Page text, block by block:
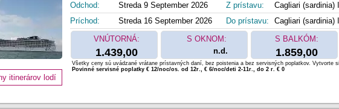
Odchod:
Streda 9 September 2026
Príchod:
Streda 16 September 2026
Z prístavu:
Cagliari (sardinia)
Do prístavu:
Cagliari (sardinia)
VNÚTORNÁ:
1.439,00
S OKNOM:
n.d.
S BALKÓM:
1.859,00
itinerárov lodí
Všetky ceny sú uvádzané vrátane prístavných daní, bez poistenia a bez servisných poplatkov. Vytvorte
Povinné servisné poplatky € 12/noc/os. od 12r., € 6/noc/deti 2-11r., do 2 r. € 0